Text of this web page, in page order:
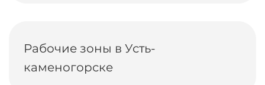
Рабочие зоны в Усть-
каменогорске